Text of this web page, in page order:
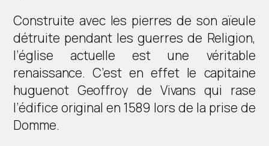
Construite avec les pierres de son aïeule
détruite pendant les guerres de Religion,
l’église actuelle est une véritable
renaissance. C’est en effet le capitaine
huguenot Geoffroy de Vivans qui rase
l’édifice original en 1589 lors de la prise de
Domme.